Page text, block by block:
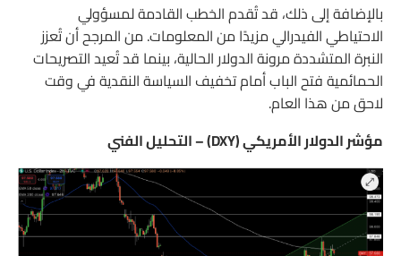
بالإضافة إلى ذلك، قد تُقدم الخطب القادمة لمسؤولي
الاحتياطي الفيدرالي مزيدًا من المعلومات. من المرجح أن تُعزز
النبرة المتشددة مرونة الدولار الحالية، بينما قد تُعيد التصريحات
الحمائمية فتح الباب أمام تخفيف السياسة النقدية في وقت
لاحق من هذا العام.
مؤشر الدولار الأمريكي (DXY) – التحليل الفني